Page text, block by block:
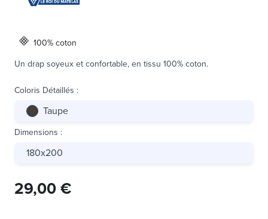
100% coton
Un drap soyeux et confortable, en tissu 100% coton.
Coloris Détaillés :
Taupe
Dimensions :
180x200
29,00 €